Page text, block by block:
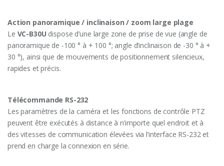
Action panoramique / inclinaison / zoom large plage
Le VC-B30U dispose d’une large zone de prise de vue (angle de
panoramique de -100 ° à + 100 °; angle d’inclinaison de -30 ° à +
30 °), ainsi que de mouvements de positionnement silencieux,
rapides et précis.
Télécommande RS-232
Les paramètres de la caméra et les fonctions de contrôle PTZ
peuvent être exécutés à distance à n’importe quel endroit et à
des vitesses de communication élevées via l’interface RS-232 et
prend en charge la connexion en série.